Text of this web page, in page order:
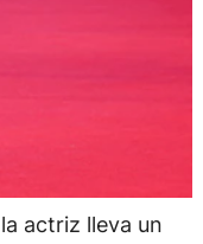
actriz lleva un